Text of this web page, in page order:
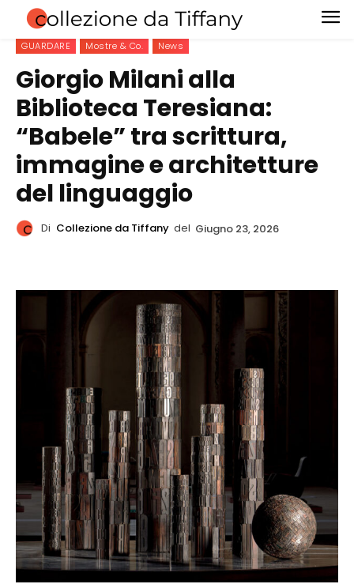
GUARDARE Mostre & Co. News
Giorgio Milani alla
Biblioteca Teresiana:
“Babele” tra scrittura,
immagine e architetture
del linguaggio
Di Collezione da Tiffany del Giugno 23, 2026